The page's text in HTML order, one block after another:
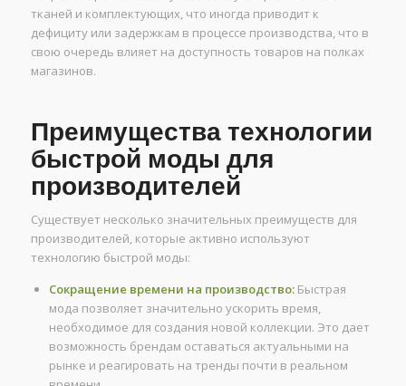
тканей и комплектующих, что иногда приводит к
дефициту или задержкам в процессе производства, что в
свою очередь влияет на доступность товаров на полках
магазинов.
Преимущества технологии
быстрой моды для
производителей
Существует несколько значительных преимуществ для
производителей, которые активно используют
технологию быстрой моды:
Сокращение времени на производство:Быстрая
мода позволяет значительно ускорить время,
необходимое для создания новой коллекции. Это дает
возможность брендам оставаться актуальными на
рынке и реагировать на тренды почти в реальном